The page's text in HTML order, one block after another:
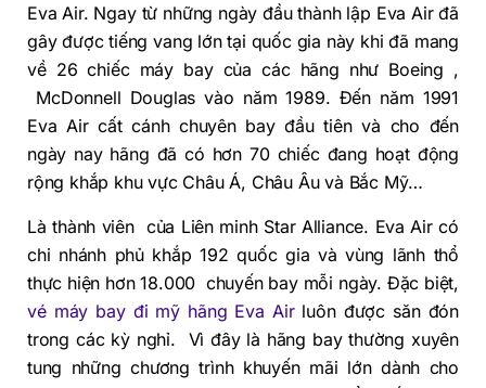
Eva Air. Ngay từ những ngày đầu thành lập Eva Air đã
gây được tiếng vang lớn tại quốc gia này khi đã mang
về 26 chiếc máy bay của các hãng như Boeing ,
McDonnell Douglas vào năm 1989. Đến năm 1991
Eva Air cất cánh chuyên bay đầu tiên và cho đến
ngày nay hãng đã có hơn 70 chiếc đang hoạt động
rộng khắp khu vực Châu Á, Châu Âu và Bắc Mỹ…
Là thành viên của Liên minh Star Alliance. Eva Air có
chi nhánh phủ khắp 192 quốc gia và vùng lãnh thổ
thực hiện hơn 18.000 chuyến bay mỗi ngày. Đặc biệt,
vé máy bay đi mỹ hãng Eva Airluôn được săn đón
trong các kỳ nghỉ. Vì đây là hãng bay thường xuyên
tung những chương trình khuyến mãi lớn dành cho